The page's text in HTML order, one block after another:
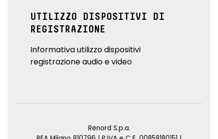
UTILIZZO DISPOSITIVI DI
REGISTRAZIONE
Informativa utilizzo dispositivi
registrazione audio e video
Renord S.p.a.